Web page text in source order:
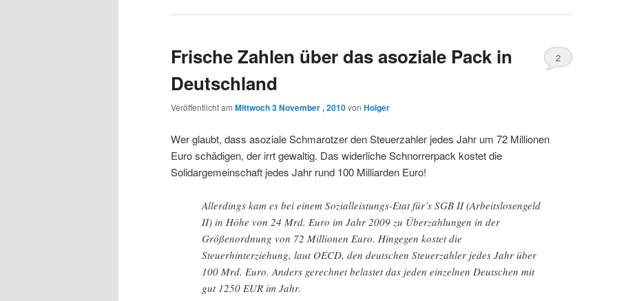
Frische Zahlen über das asoziale Pack in
Deutschland
Veröffentlicht am Mittwoch 3 November , 2010von Holger
2
Wer glaubt, dass asoziale Schmarotzer den Steuerzahler jedes Jahr um 72 Millionen
Euro schädigen, der irrt gewaltig. Das widerliche Schnorrerpack kostet die
Solidargemeinschaft jedes Jahr rund 100 Milliarden Euro!
Allerdings kam es bei einem Sozialleistungs-Etat für’s SGB II (Arbeitslosengeld
II) in Höhe von 24 Mrd. Euro im Jahr 2009 zu Überzahlungen in der
Größenordnung von 72 Millionen Euro. Hingegen kostet die
Steuerhinterziehung, laut OECD, den deutschen Steuerzahler jedes Jahr über
100 Mrd. Euro. Anders gerechnet belastet das jeden einzelnen Deutschen mit
gut 1250 EUR im Jahr.